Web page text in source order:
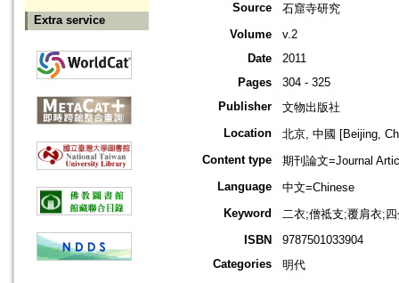
Extra service
Source
石窟寺研究
Volume
v.2
Date
2011
Pages
304 - 325
Publisher
文物出版社
Location
北京, 中國 [Beijing,
Content type
期刊論文=Journal
Language
中文=Chinese
Keyword
二衣;僧祗支;覆肩衣;
ISBN
9787501033904
Categories
明代